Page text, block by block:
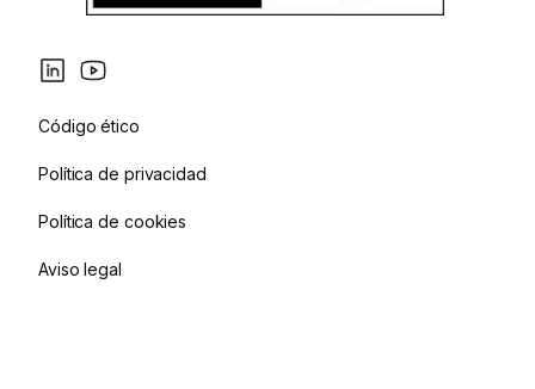
Código ético
Política de privacidad
Política de cookies
Aviso legal